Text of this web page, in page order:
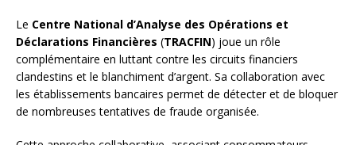
Le Centre National d’Analyse des Opérations et
Déclarations Financières (TRACFIN) joue un rôle
complémentaire en luttant contre les circuits financiers
clandestins et le blanchiment d’argent. Sa collaboration avec
les établissements bancaires permet de détecter et de bloquer
de nombreuses tentatives de fraude organisée.